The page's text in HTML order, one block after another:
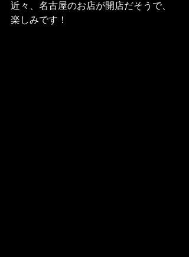
近々、名古屋のお店が開店だそうで、
楽しみです！